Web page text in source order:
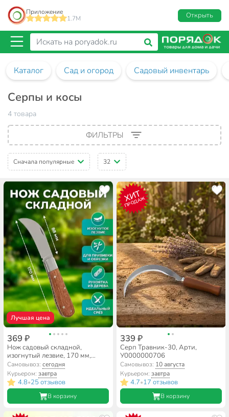
Приложение
1.7M
Открыть
Каталог Сад и огород Садовый инвентарь
Серпы и косы
4 товара
ФИЛЬТРЫ
Сначала популярные 32
Лучшая цена
369 ₽
Нож садовый складной,
изогнутый лезвие, 170 мм,
рукоятка дерево, Grandy
Самовывоз:сегодня
Курьером:завтра
4.8•25 отзывов
В корзину
ХИТ
ПРОДАЖ
339 ₽
Серп Травник-30, Арти,
У0000000706
Самовывоз: 10 августа
Курьером: завтра
4.7•17 отзывов
В корзину